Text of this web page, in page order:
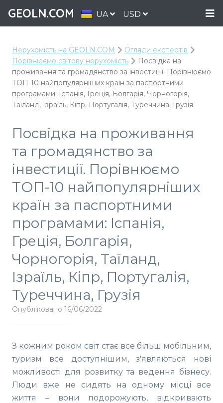
GEOLN.COM UA USD
Нерухомість на GEOLN.COM
Огляди експертів
Порівнюємо світову нерухомість
Посвідка на
проживання та громадянство за інвестиції. Порівнюємо
ТОП-10 найпопулярніших країн за паспортними
програмами: Іспанія, Греція, Болгарія, Чорногорія,
Таїланд, Ізраїль, Кіпр, Португалія, Туреччина, Грузія
Посвідка на проживання
та громадянство за
інвестиції. Порівнюємо
ТОП-10 найпопулярніших
країн за паспортними
програмами: Іспанія,
Греція, Болгарія,
Чорногорія, Таїланд,
Ізраїль, Кіпр, Португалія,
Туреччина, Грузія
Опубліковано 16/06/2022
З кожним роком світ стає все більш мобільним,
туризм все доступнішим, з'являються нові
можливості для розвитку та ведення бізнесу.
Люди вже не сидять на одному місці все
життя – вони подорожують, відкривають